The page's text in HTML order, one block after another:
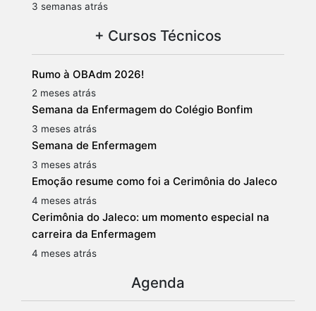
3 semanas atrás
+ Cursos Técnicos
Rumo à OBAdm 2026!
2 meses atrás
Semana da Enfermagem do Colégio Bonfim
3 meses atrás
Semana de Enfermagem
3 meses atrás
Emoção resume como foi a Cerimônia do Jaleco
4 meses atrás
Cerimônia do Jaleco: um momento especial na
carreira da Enfermagem
4 meses atrás
Agenda